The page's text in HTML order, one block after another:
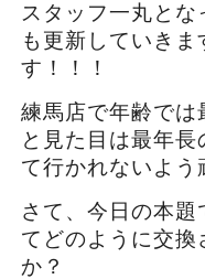
スタッフ一丸と
も更新していきま
す！！！
練馬店で年齢では
と見た目は最年
て行かれないよう
さて、今日の本
てどのように交換
か？